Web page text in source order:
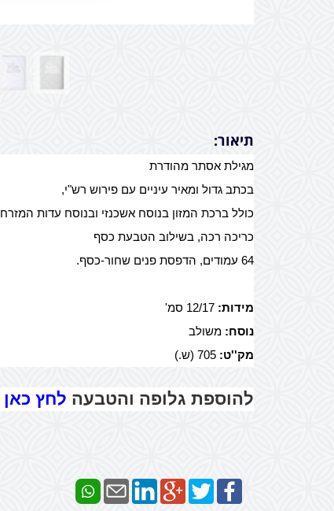
תיאור:
מגילת אסתר מהודרת
בכתב גדול ומאיר עיניים עם פירוש רש"י,
כולל ברכת המזון בנוסח אשכנזי ובנוסח עדות המזרח
כריכה רכה, בשילוב הטבעת כסף
64 עמודים, הדפסת פנים שחור-כסף.
מידות:
נוסח: משולב
מק''ט:
להוספת גלופה והטבעה לחץ כאן